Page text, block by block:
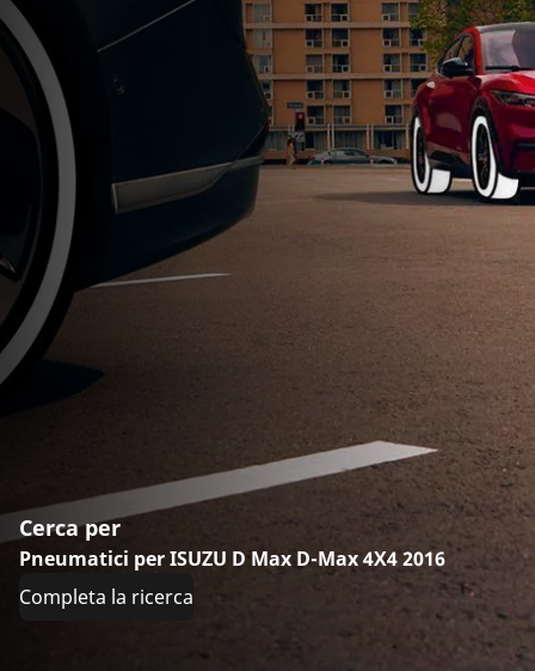
Cerca per
Pneumatici per ISUZU D Max D-Max 4X4 2016
Completa la ricerca